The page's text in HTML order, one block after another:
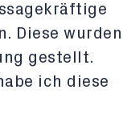
Diese wurden
gestellt.
ich diese